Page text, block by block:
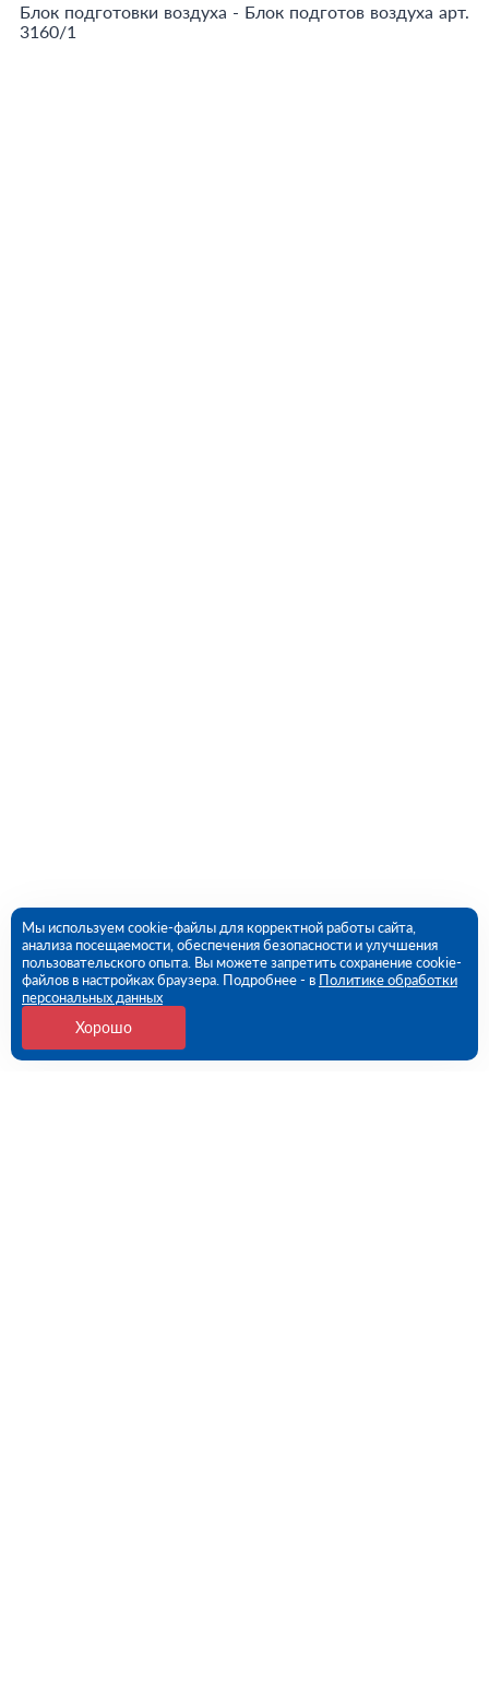
Блок подготовки воздуха - Блок подготов воздуха арт.
3160/1
Мы используем cookie-файлы для корректной работы сайта,
анализа посещаемости, обеспечения безопасности и улучшения
пользовательского опыта. Вы можете запретить сохранение cookie-
файлов в настройках браузера. Подробнее - в Политике обработки
персональных данных
Хорошо